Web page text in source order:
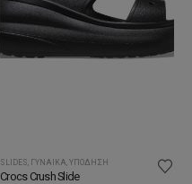
SLIDES ΓΥΝΑΊΚΑ ΥΠΌΔΗΣΗ
Crocs Crush Slide